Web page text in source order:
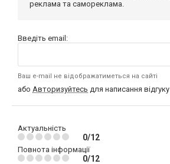
реклама та самореклама.
Введіть email:
Ваш e-mail не відображатиметься на сайті
або Авторизуйтесь для написання відгуку
Актуальність
0/12
Повнота інформації
0/12